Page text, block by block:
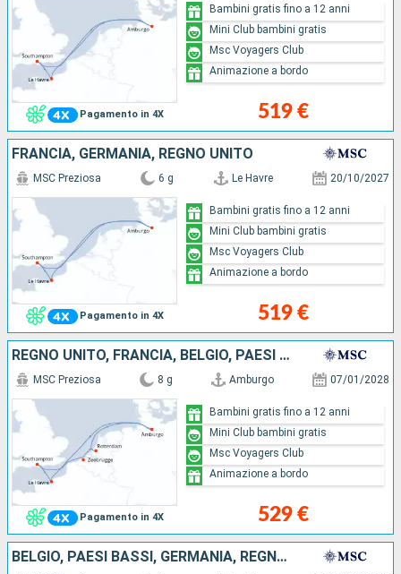
Pagamento in 4X 519 €
Bambini gratis fino a 12 anni
Mini Club bambini gratis
Msc Voyagers Club
Animazione a bordo
FRANCIA, GERMANIA, REGNO UNITO
Pagamento in 4X
MSC Preziosa 6 g Le Havre 20/10/2027
519 €
Bambini gratis fino a 12 anni
Mini Club bambini gratis
Msc Voyagers Club
Animazione a bordo
REGNO UNITO, FRANCIA, BELGIO, PAESI BASSI, GERMANIA
Pagamento in 4X
MSC Preziosa 8 g Amburgo 07/01/2028
529 €
Bambini gratis fino a 12 anni
Mini Club bambini gratis
Msc Voyagers Club
Animazione a bordo
BELGIO, PAESI BASSI, GERMANIA, REGNO UNITO, FRANCIA